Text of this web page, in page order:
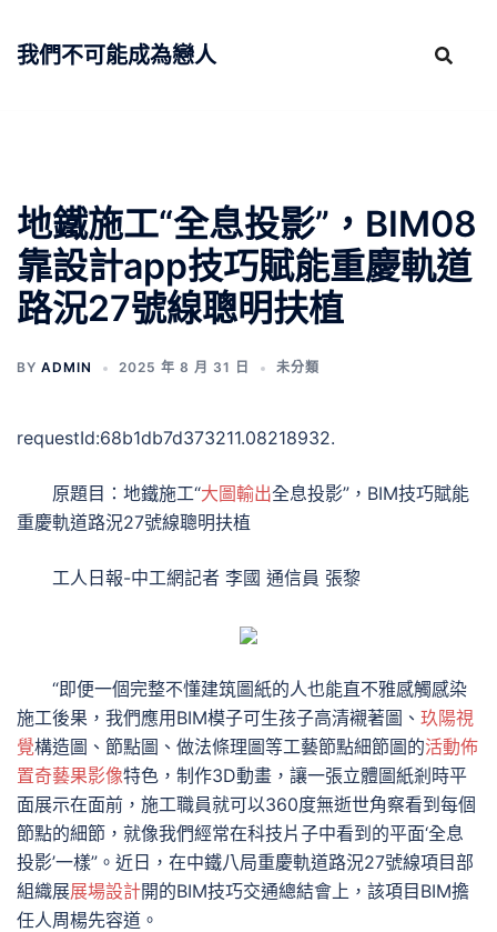
我們不可能成為戀人
地鐵施工“全息投影”，BIM08
靠設計app技巧賦能重慶軌道
路況27號線聰明扶植
BY ADMIN 2025 年 8 月 31 日 未分類
requestId:68b1db7d373211.08218932.
原題目：地鐵施工“大圖輸出全息投影”，BIM技巧賦能
重慶軌道路況27號線聰明扶植
工人日報-中工網記者 李國 通信員 張黎
“即便一個完整不懂建筑圖紙的人也能直不雅感觸感染
施工後果，我們應用BIM模子可生孩子高清襯著圖、 玖陽視
覺構造圖、節點圖、做法條理圖等工藝節點細節圖的活動佈
置奇藝果影像特色，制作3D動畫，讓一張立體圖紙剎時平
面展示在面前，施工職員就可以360度無逝世角察看到每個
節點的細節，就像我們經常在科技片子中看到的平面‘全息
投影’一樣”。近日，在中鐵八局重慶軌道路況27號線項目部
組織展展場設計開的BIM技巧交通總結會上，該項目BIM擔
任人周楊先容道。